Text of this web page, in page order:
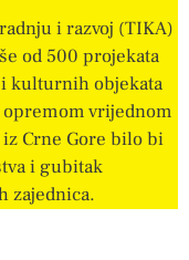
i razvoj (TIKA)
od 500 projekata
i kulturnih objekata
vrijednom
Crne Gore bilo bi
i gubitak
zajednica.